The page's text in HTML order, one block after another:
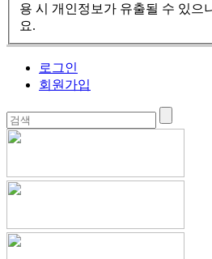
용 시 개인정보가 유출될 수 있으
요.
로그인
회원가입